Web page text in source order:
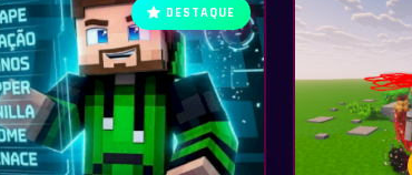
DESTAQUE